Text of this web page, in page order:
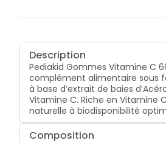
Description
Pediakid Gommes Vitamine C
complément alimentaire sous
à base d’extrait de baies
Vitamine C. Riche en Vitamine C
naturelle à biodisponibilité
Composition